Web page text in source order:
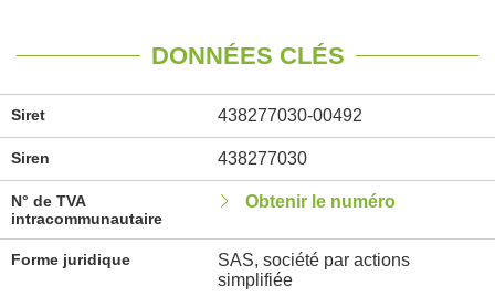
DONNÉES CLÉS
Siret 438277030-00492
Siren 438277030
N° de TVA
intracommunautaire
Obtenir le numéro
Forme juridique
SAS, société par actions
simplifiée